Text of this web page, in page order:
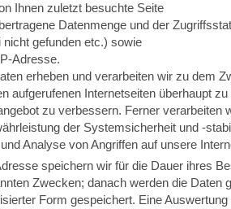
Ihnen zuletzt besuchte Seite
Datenmenge und der
nicht gefunden etc.) sowie
Adresse.
erheben und verarbeiten wir zu dem
aufgerufenen Internetseiten überhaupt
zu verbessern. Ferner verarbeiten
der Systemsicherheit und -
Analyse von Angriffen auf unsere
speichern wir für die Dauer ihres
Zwecken; danach werden die Daten
Form gespeichert. Eine